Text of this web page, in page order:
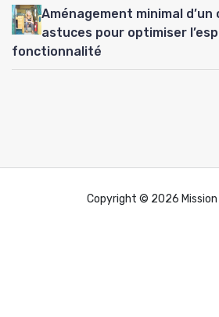
Aménagement minimal d’un
astuces pour optimiser
fonctionnalité
Copyright © 2026 Mission